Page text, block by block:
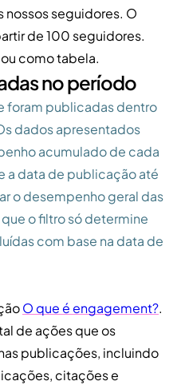
seguidores. O
de 100 seguidores.
como tabela.
no período
foram publicadas dentro
dados apresentados
acumulado de cada
a data de publicação até
o desempenho geral das
o filtro só determine
com base na data de
O que é engagement?.
de ações que os
publicações, incluindo
citações e